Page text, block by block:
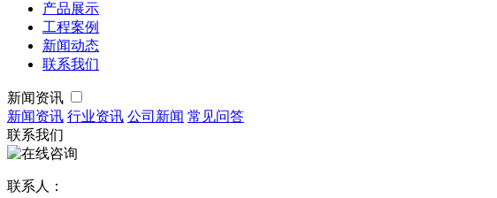
产品展示
工程案例
新闻动态
联系我们
新闻资讯
新闻资讯 行业资讯 公司新闻 常见问答
联系我们
联系人：